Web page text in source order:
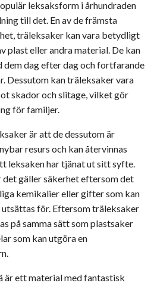
leksaksform i århundraden
till det. En av de främsta
träleksaker kan vara betydligt
plast eller andra material. De kan
dag efter dag och fortfarande
Dessutom kan träleksaker vara
skador och slitage, vilket gör
för familjer.
är att de dessutom är
resurs och kan återvinnas
leksaken har tjänat ut sitt syfte.
det gäller säkerhet eftersom det
kemikalier eller gifter som kan
för. Eftersom träleksaker
på samma sätt som plastsaker
som kan utgöra en
är ett material med fantastisk